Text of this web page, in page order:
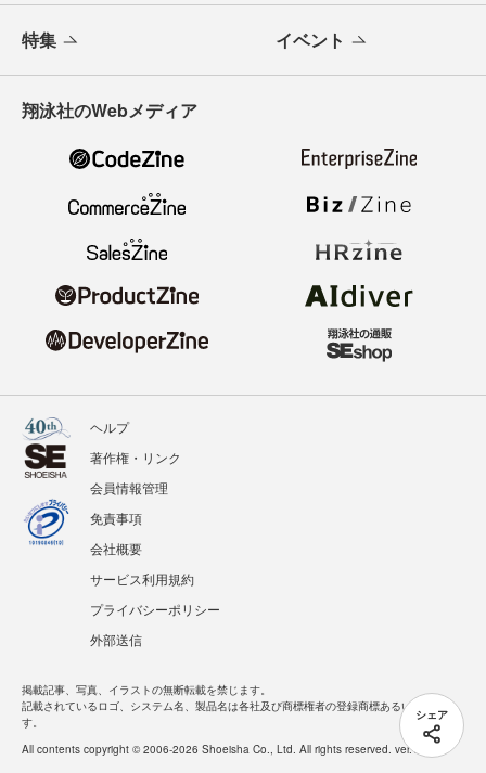
シェア
特集 イベント
翔泳社のWebメディア
ヘルプ
著作権・リンク
会員情報管理
免責事項
会社概要
サービス利用規約
プライバシーポリシー
外部送信
掲載記事、写真、イラストの無断転載を禁じます。
記載されているロゴ、システム名、製品名は各社及び商標権者の登録商標あるいは商標で
す。
All contents copyright © 2006-2026 Shoeisha Co., Ltd. All rights reserved. ver.1.5